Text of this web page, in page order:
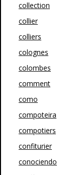
collection
collier
colliers
colognes
colombes
comment
como
compoteira
compotiers
confiturier
conociendo